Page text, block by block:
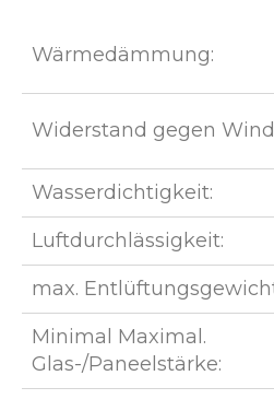
Wärmedämmung:
Widerstand gegen
Wasserdichtigkeit:
Luftdurchlässigkeit:
max.
Minimal Maximal.
Glas-/Paneelstärke: